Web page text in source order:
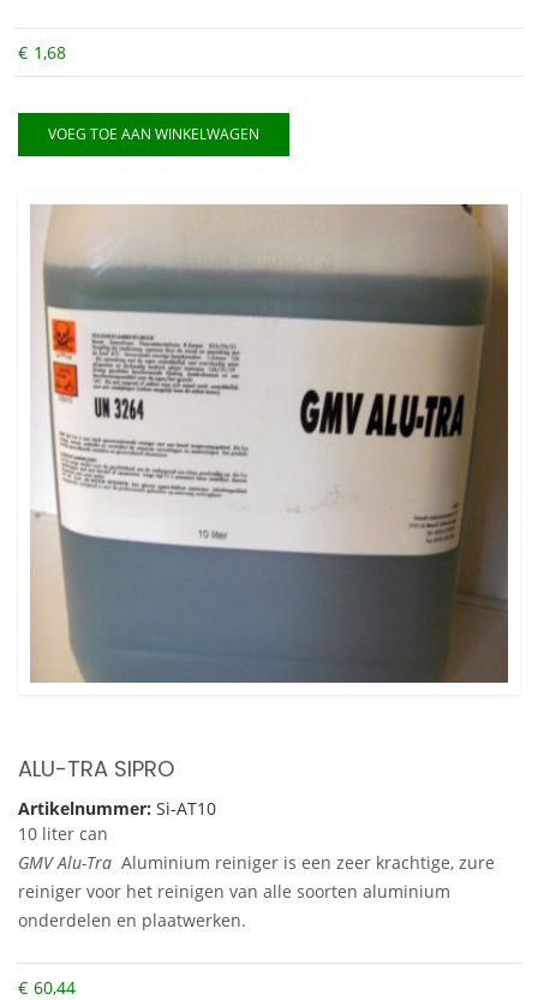
€ 1,68
VOEG TOE AAN WINKELWAGEN
ALU-TRA SIPRO
Artikelnummer: Si-AT10
10 liter can
GMV Alu-Tra Aluminium reiniger is een zeer krachtige, zure
reiniger voor het reinigen van alle soorten aluminium
onderdelen en plaatwerken.
€ 60,44